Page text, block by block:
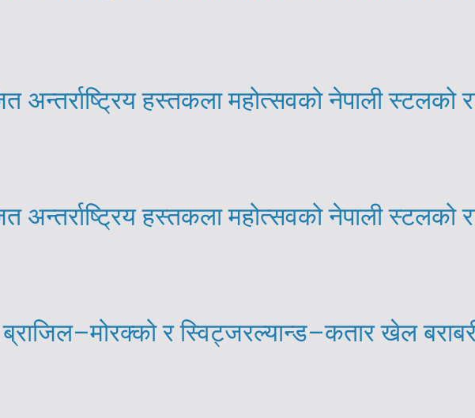
अन्तर्राष्ट्रिय हस्तकला महोत्सवको नेपाली स्टलको
अन्तर्राष्ट्रिय हस्तकला महोत्सवको नेपाली स्टलको
र स्विट्जरल्यान्ड–कतार खेल